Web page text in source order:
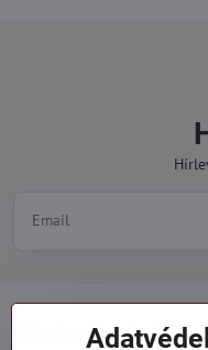
Minden a